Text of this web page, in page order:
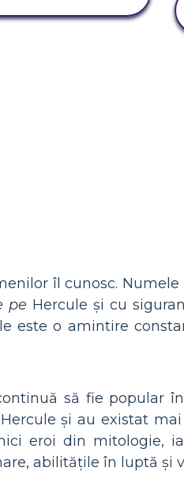
îl cunosc. Numele
pe Hercule și cu
este o amintire
să fie popular
și au existat
eroi din mitologie,
abilitățile în luptă și